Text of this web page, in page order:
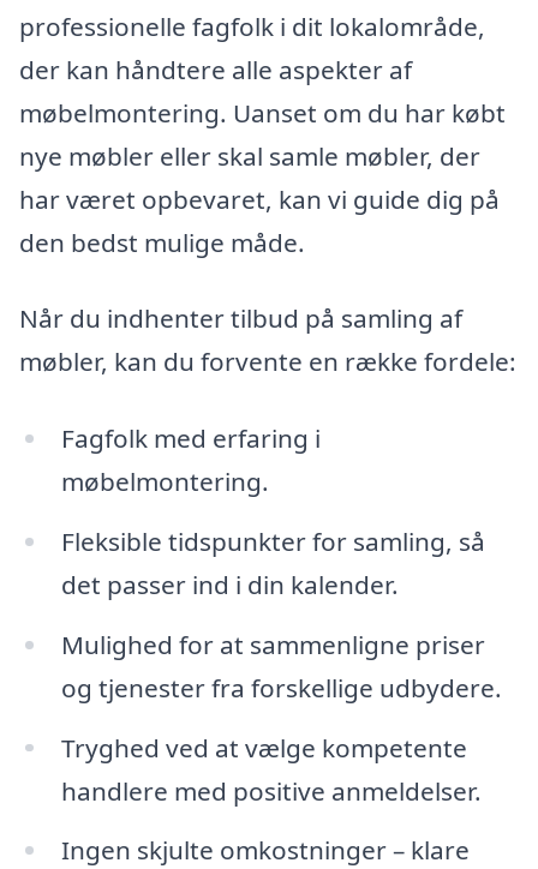
professionelle fagfolk i dit lokalområde,
der kan håndtere alle aspekter af
møbelmontering. Uanset om du har købt
nye møbler eller skal samle møbler, der
har været opbevaret, kan vi guide dig på
den bedst mulige måde.
Når du indhenter tilbud på samling af
møbler, kan du forvente en række fordele:
Fagfolk med erfaring i
møbelmontering.
Fleksible tidspunkter for samling, så
det passer ind i din kalender.
Mulighed for at sammenligne priser
og tjenester fra forskellige udbydere.
Tryghed ved at vælge kompetente
handlere med positive anmeldelser.
Ingen skjulte omkostninger – klare